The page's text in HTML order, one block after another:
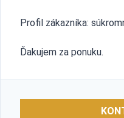
Profil zákazníka:
Ďakujem za ponuku.